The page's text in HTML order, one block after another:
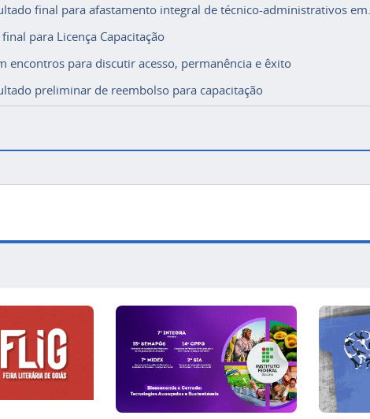
final para afastamento integral de técnico-administrativos em...
para Licença Capacitação
encontros para discutir acesso, permanência e êxito
preliminar de reembolso para capacitação